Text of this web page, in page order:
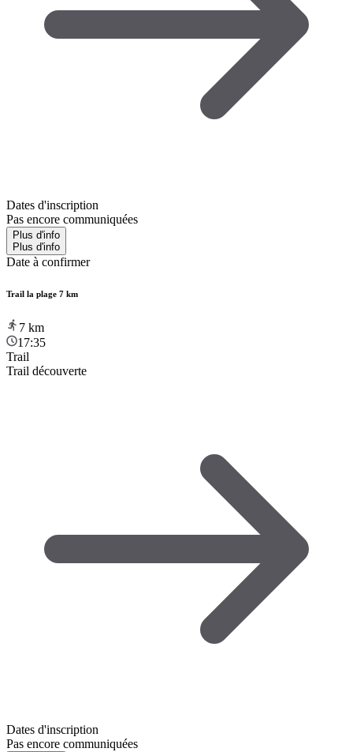
Dates d'inscription
Pas encore communiquées
Plus d'info
Plus d'info
Date à confirmer
Trail la plage 7 km
7 km
17:35
Trail
Trail découverte
Dates d'inscription
Pas encore communiquées